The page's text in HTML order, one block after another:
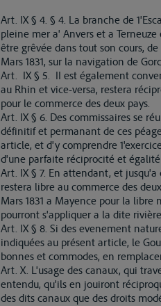
Art. IX § 4. § 4. La branche de
pleine mer a' Anvers et a
être grêvée dans tout son cours,
Mars 1831, sur la navigation de
Art. IX § 5. II est également
au Rhin et vice-versa, restera
pour le commerce des deux pays.
Art. IX § 6. Des commissaires se
définitif et permanant de ces
article, et d'y comprendre
d'une parfaite réciprocité et égalité
Art. IX § 7. En attendant, et
restera libre au commerce des
Mars 1831 a Mayence pour la
pourront s'appliquer a la dite
Art. IX § 8. Si des evenement
indiquées au présent article, le
bonnes et commodes, en
Art. X. L'usage des canaux, qui
entendu, qu'ils en jouiront
des dits canaux que des droits